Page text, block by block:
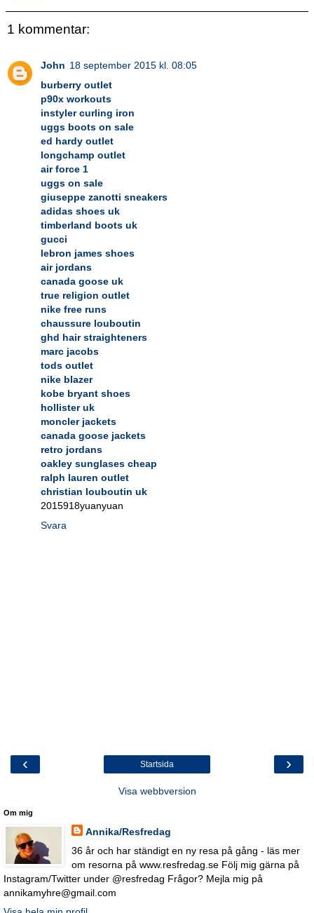
1 kommentar:
John 18 september 2015 kl. 08:05
burberry outlet
p90x workouts
instyler curling iron
uggs boots on sale
ed hardy outlet
longchamp outlet
air force 1
uggs on sale
giuseppe zanotti sneakers
adidas shoes uk
timberland boots uk
gucci
lebron james shoes
air jordans
canada goose uk
true religion outlet
nike free runs
chaussure louboutin
ghd hair straighteners
marc jacobs
tods outlet
nike blazer
kobe bryant shoes
hollister uk
moncler jackets
canada goose jackets
retro jordans
oakley sunglases cheap
ralph lauren outlet
christian louboutin uk
2015918yuanyuan
Svara
‹ ›
Startsida
Visa webbversion
Om mig
Annika/Resfredag
36 år och har ständigt en ny resa på gång - läs mer
om resorna på www.resfredag.se Följ mig gärna på
Instagram/Twitter under @resfredag Frågor? Mejla mig på
annikamyhre@gmail.com